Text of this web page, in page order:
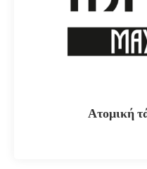
Ατομική